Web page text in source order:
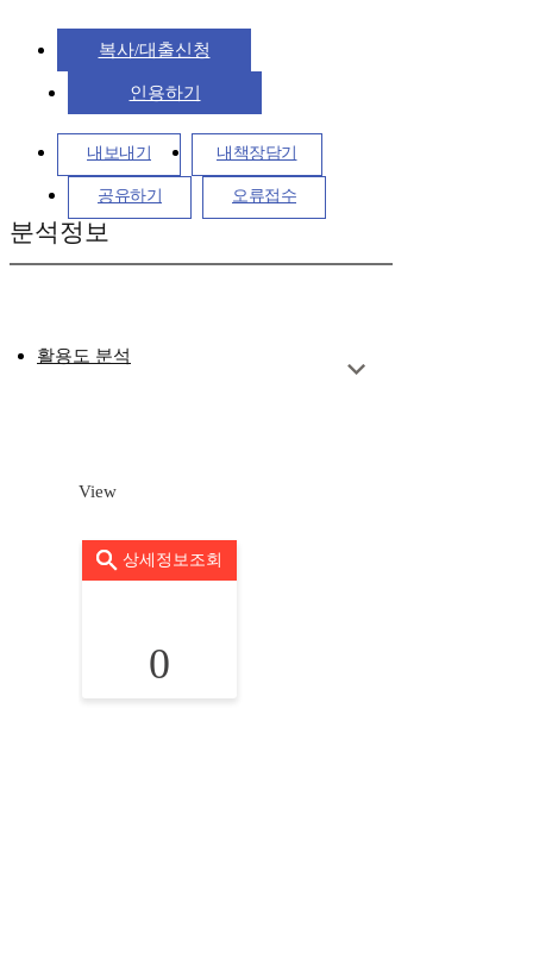
복사/대출신청
인용하기
내보내기 내책장담기
공유하기 오류접수
분석정보
활용도 분석
View
상세정보조회
0